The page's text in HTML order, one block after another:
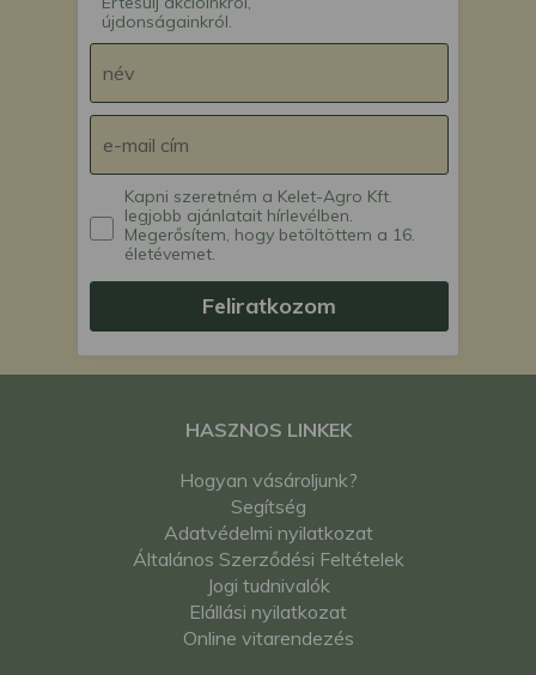
újdonságainkról.
Kapni szeretném a Kelet-Agro Kft.
legjobb ajánlatait hírlevélben.
Megerősítem, hogy betöltöttem a 16.
életévemet.
Feliratkozom
HASZNOS LINKEK
Hogyan vásároljunk?
Segítség
Adatvédelmi nyilatkozat
Általános Szerződési Feltételek
Jogi tudnivalók
Elállási nyilatkozat
Online vitarendezés